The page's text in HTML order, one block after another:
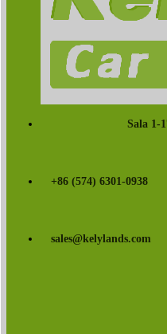
Sala 1-
+86 (574) 6301-0938
sales@kelylands.com